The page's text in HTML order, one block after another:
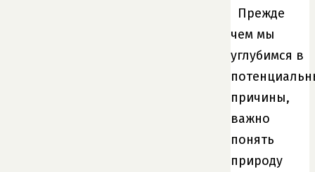
Прежде
чем мы
углубимся в
причины,
важно
понять
природу